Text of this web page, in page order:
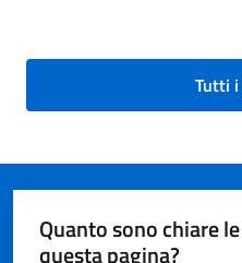
Tutti i
Quanto sono chiare
questa pagina?